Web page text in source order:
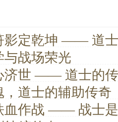
影定乾坤 —— 道
与战场荣光
济世 —— 道士的
道士的辅助传奇
血作战 —— 战士